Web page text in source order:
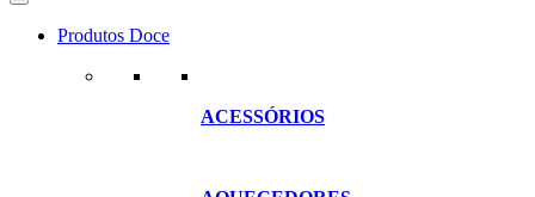
Produtos Doce
ACESSÓRIOS